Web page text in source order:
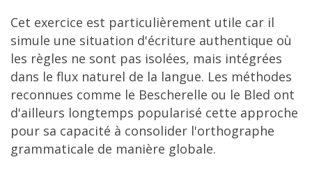
Cet exercice est particulièrement utile car il
simule une situation d'écriture authentique où
les règles ne sont pas isolées, mais intégrées
dans le flux naturel de la langue. Les méthodes
reconnues comme le Bescherelle ou le Bled ont
d'ailleurs longtemps popularisé cette approche
pour sa capacité à consolider l'orthographe
grammaticale de manière globale.